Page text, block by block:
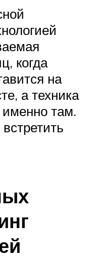
когда
на
а техника
именно там.